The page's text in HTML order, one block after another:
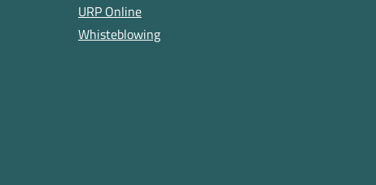
URP Online
Whisteblowing